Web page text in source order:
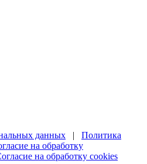
данных | Политика
на обработку
на обработку cookies